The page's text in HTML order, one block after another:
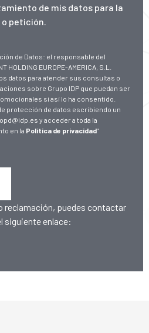
de mis datos para la
petición.
de Datos: el responsable del
EUROPE-AMERICA, S.L.
datos para atender sus consultas o
sobre Grupo IDP que puedan ser
si así lo ha consentido.
protección de datos escribiendo un
y acceder a toda la
en la Política de privacidad"
reclamación, puedes contactar
siguiente enlace: